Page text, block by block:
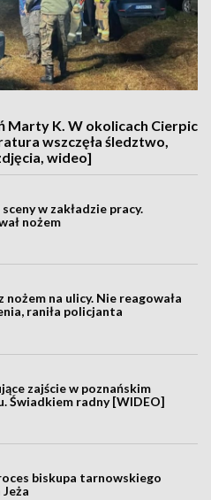
Marty K. W okolicach Cierpic
wszczęła śledztwo,
wideo]
w zakładzie pracy.
nożem
nożem na ulicy. Nie reagowała
raniła policjanta
zajście w poznańskim
Świadkiem radny [WIDEO]
biskupa tarnowskiego